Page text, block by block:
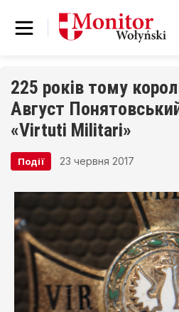
225 років тому
Август
«Virtuti Militari»
Події 23 червня 2017